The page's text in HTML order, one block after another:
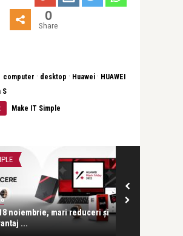
0
Share
computer · desktop · Huawei · HUAWEI
S
Make IT Simple
noiembrie, mari reduceri și
...